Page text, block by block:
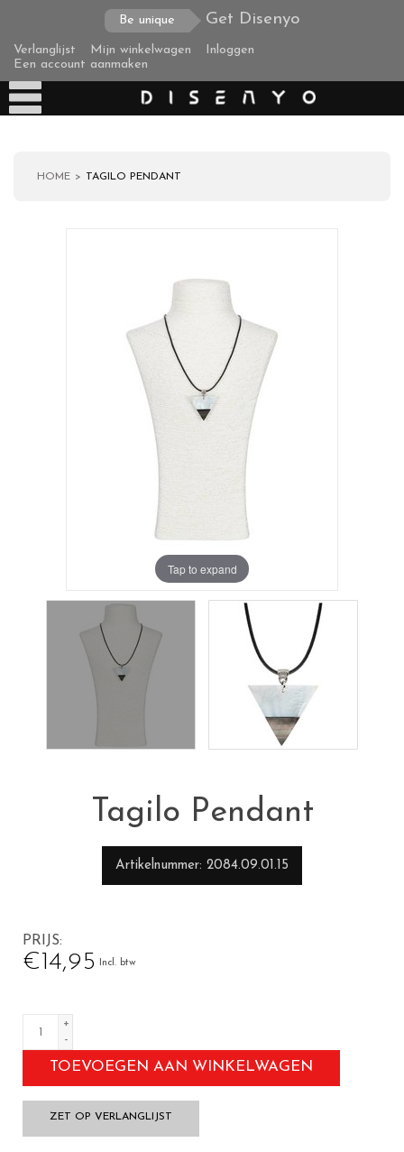
Be unique Get Disenyo
Verlanglijst Mijn winkelwagen
Inloggen
Een account aanmaken
HOME TAGILO PENDANT
Tap to expand
Tagilo Pendant
Artikelnummer 2084.09.01.15
PRIJS
€14,95 Incl. btw
+
-
TOEVOEGEN AAN WINKELWAGEN
ZET OP VERLANGLIJST